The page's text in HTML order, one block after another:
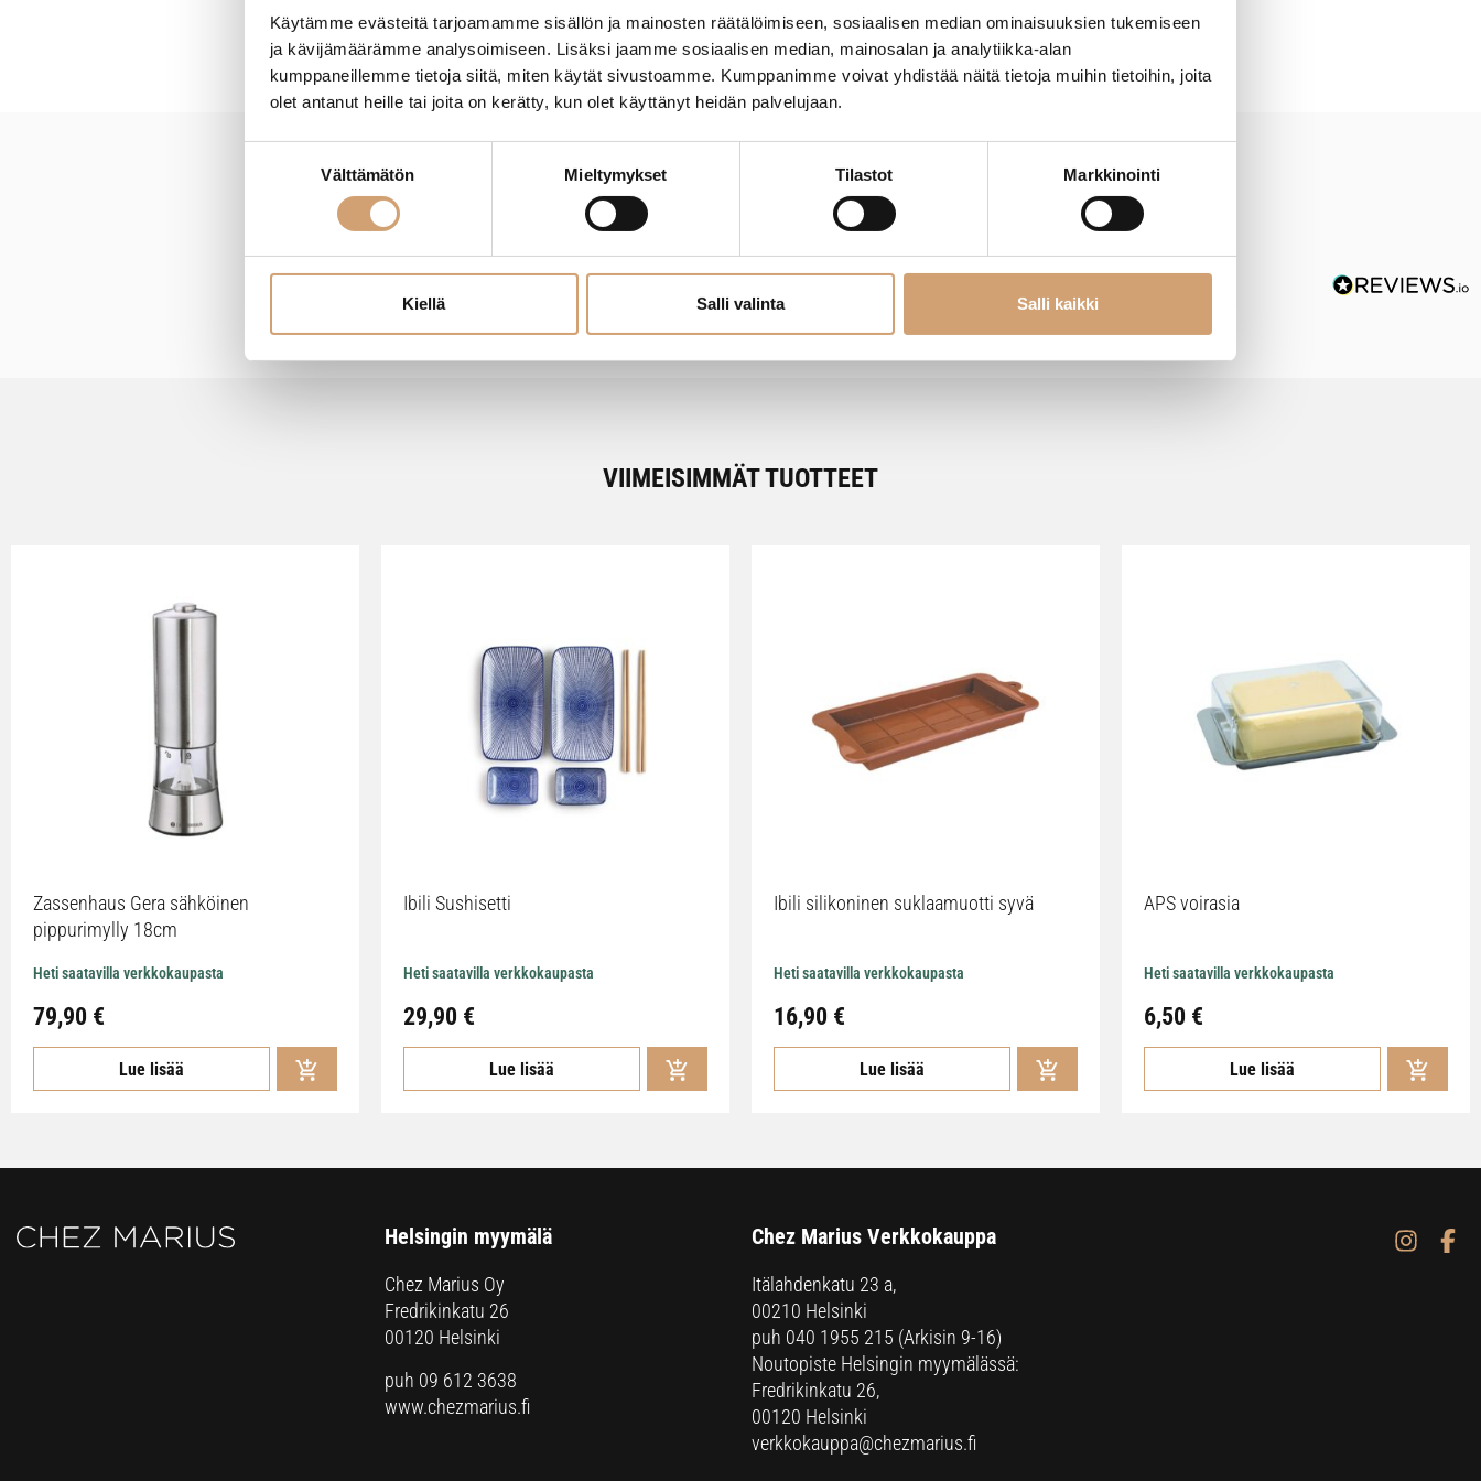
Käytämme evästeitä tarjoamamme sisällön ja mainosten räätälöimiseen, sosiaalisen median ominaisuuksien tukemiseen
ja kävijämäärämme analysoimiseen. Lisäksi jaamme sosiaalisen median, mainosalan ja analytiikka-alan
kumppaneillemme tietoja siitä, miten käytät sivustoamme. Kumppanimme voivat yhdistää näitä tietoja muihin tietoihin, joita
olet antanut heille tai joita on kerätty, kun olet käyttänyt heidän palvelujaan.
Välttämätön Mieltymykset Tilastot Markkinointi
Kiellä Salli valinta Salli kaikki
- Tuotteesta ei ole vielä arvosteluja -
VIIMEISIMMÄT TUOTTEET
Zassenhaus Gera sähköinen
pippurimylly 18cm
Heti saatavilla verkkokaupasta
79,90 €
Lue lisää
Ibili Sushisetti
Heti saatavilla verkkokaupasta
29,90 €
Lue lisää
Ibili silikoninen suklaamuotti syvä
Heti saatavilla verkkokaupasta
16,90 €
Lue lisää
APS voirasia
Heti saatavilla verkkokaupasta
6,50 €
Lue lisää
Helsingin myymälä
Chez Marius Oy
Fredrikinkatu 26
00120 Helsinki
puh 09 612 3638
www.chezmarius.fi
Chez Marius Verkkokauppa
Itälahdenkatu 23 a,
00210 Helsinki
puh 040 1955 215 (Arkisin 9-16)
Noutopiste Helsingin myymälässä:
Fredrikinkatu 26,
00120 Helsinki
verkkokauppa@chezmarius.fi